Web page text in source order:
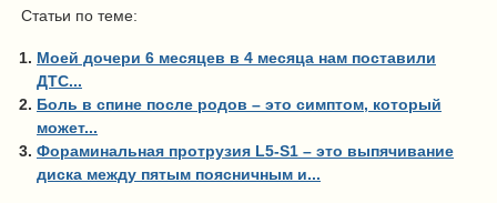
Статьи по теме:
Моей дочери 6 месяцев в 4 месяца нам поставили
ДТС...
Боль в спине после родов – это симптом, который
может...
Фораминальная протрузия L5-S1 – это выпячивание
диска между пятым поясничным и...